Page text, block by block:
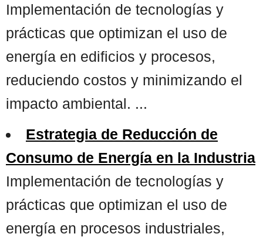
Implementación de tecnologías y
prácticas que optimizan el uso de
energía en edificios y procesos,
reduciendo costos y minimizando el
impacto ambiental. ...
Estrategia de Reducción de
Consumo de Energía en la Industria
Implementación de tecnologías y
prácticas que optimizan el uso de
energía en procesos industriales,